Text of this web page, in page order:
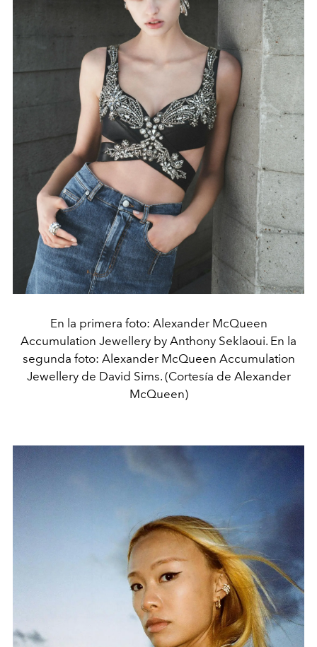
En la primera foto: Alexander McQueen
Accumulation Jewellery by Anthony Seklaoui. En la
segunda foto: Alexander McQueen Accumulation
Jewellery de David Sims. (Cortesía de Alexander
McQueen)